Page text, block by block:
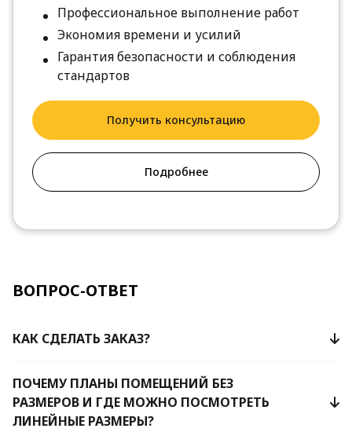
Профессиональное выполнение работ
Экономия времени и усилий
Гарантия безопасности и соблюдения
стандартов
Получить консультацию
Подробнее
ВОПРОС-ОТВЕТ
КАК СДЕЛАТЬ ЗАКАЗ?
ПОЧЕМУ ПЛАНЫ ПОМЕЩЕНИЙ БЕЗ
РАЗМЕРОВ И ГДЕ МОЖНО ПОСМОТРЕТЬ
ЛИНЕЙНЫЕ РАЗМЕРЫ?